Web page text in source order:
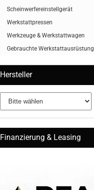
Scheinwerfereinstellgerät
Werkstattpressen
Werkzeuge & Werkstattwagen
Gebrauchte Werkstattausrüstung
Hersteller
Finanzierung & Leasing